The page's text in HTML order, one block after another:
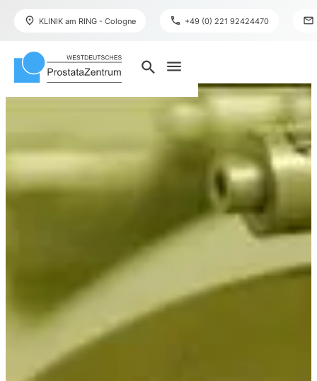
place KLINIK am RING - Cologne phone +49 (0) 221 92424470 mail
search menu